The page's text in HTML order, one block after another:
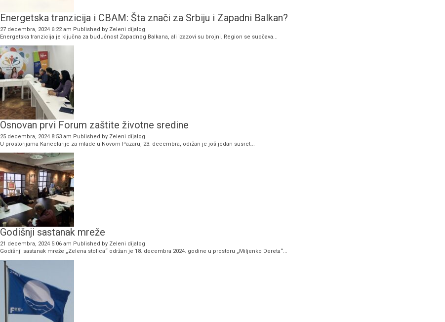
Energetska tranzicija i CBAM: Šta znači za Srbiju i Zapadni Balkan?
27 decembra, 2024 6:22 am Published by Zeleni dijalog
Energetska tranzicija je ključna za budućnost Zapadnog Balkana, ali izazovi su brojni. Region se suočava...
Osnovan prvi Forum zaštite životne sredine
25 decembra, 2024 8:53 am Published by Zeleni dijalog
U prostorijama Kancelarije za mlade u Novom Pazaru, 23. decembra, održan je još jedan susret...
Godišnji sastanak mreže
21 decembra, 2024 5:06 am Published by Zeleni dijalog
Godišnji sastanak mreže „Zelena stolica“ održan je 18. decembra 2024. godine u prostoru „Miljenko Dereta“...